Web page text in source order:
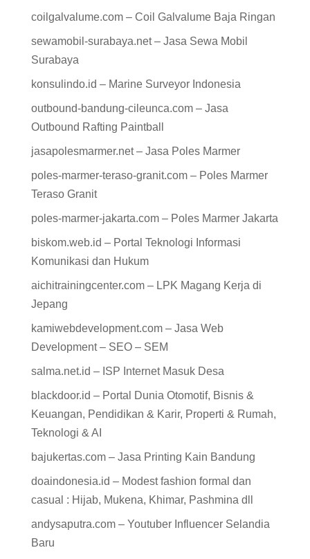
coilgalvalume.com – Coil Galvalume Baja Ringan
sewamobil-surabaya.net – Jasa Sewa Mobil
Surabaya
konsulindo.id – Marine Surveyor Indonesia
outbound-bandung-cileunca.com – Jasa
Outbound Rafting Paintball
jasapolesmarmer.net – Jasa Poles Marmer
poles-marmer-teraso-granit.com – Poles Marmer
Teraso Granit
poles-marmer-jakarta.com – Poles Marmer Jakarta
biskom.web.id – Portal Teknologi Informasi
Komunikasi dan Hukum
aichitrainingcenter.com – LPK Magang Kerja di
Jepang
kamiwebdevelopment.com – Jasa Web
Development – SEO – SEM
salma.net.id – ISP Internet Masuk Desa
blackdoor.id – Portal Dunia Otomotif, Bisnis &
Keuangan, Pendidikan & Karir, Properti & Rumah,
Teknologi & AI
bajukertas.com – Jasa Printing Kain Bandung
doaindonesia.id – Modest fashion formal dan
casual : Hijab, Mukena, Khimar, Pashmina dll
andysaputra.com – Youtuber Influencer Selandia
Baru